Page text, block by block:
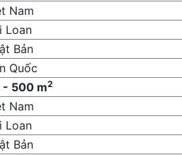
Nam
Loan
Bản
Quốc
- 500 m2
Nam
Loan
Bản